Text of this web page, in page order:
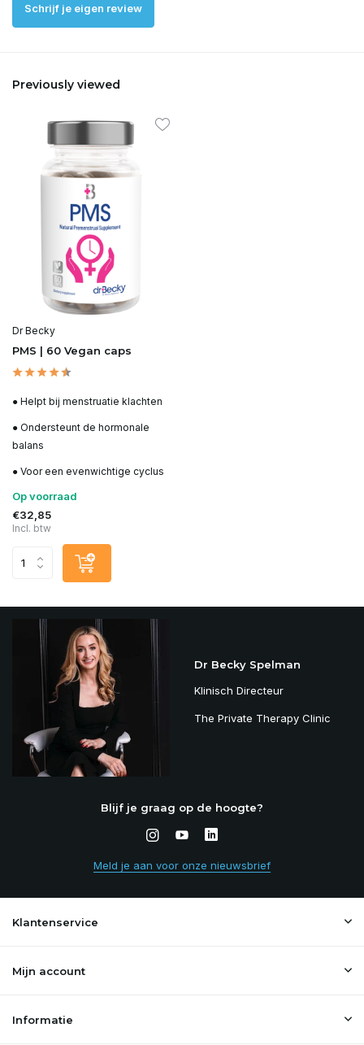
Schrijf je eigen review
Previously viewed
Dr Becky
PMS | 60 Vegan caps
● Helpt bij menstruatie klachten
● Ondersteunt de hormonale
balans
● Voor een evenwichtige cyclus
Op voorraad
€32,85
Incl. btw
Dr Becky Spelman
Klinisch Directeur
The Private Therapy Clinic
Blijf je graag op de hoogte?
Meld je aan voor onze nieuwsbrief
Klantenservice
Mijn account
Informatie